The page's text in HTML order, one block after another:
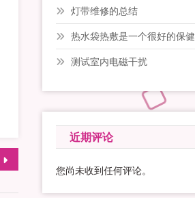
灯带维修的总结
热水袋热敷是一个很好的保健
测试室内电磁干扰
近期评论
您尚未收到任何评论。